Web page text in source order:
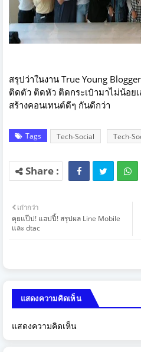
สรุปว่าในงาน True Young
ติดตัว ติดหัว ติดกระเป๋ามาไม่น้อย
สร้างคอนเทนต์ดีๆ กันดีกว่า
Tags Tech-Social Tech-
เก่ากว่า
คุยแป๊ป! แฮปปี้! สรุปผล Line Mobile
และ dtac
แสดงความคิดเห็น
แสดงความคิดเห็น